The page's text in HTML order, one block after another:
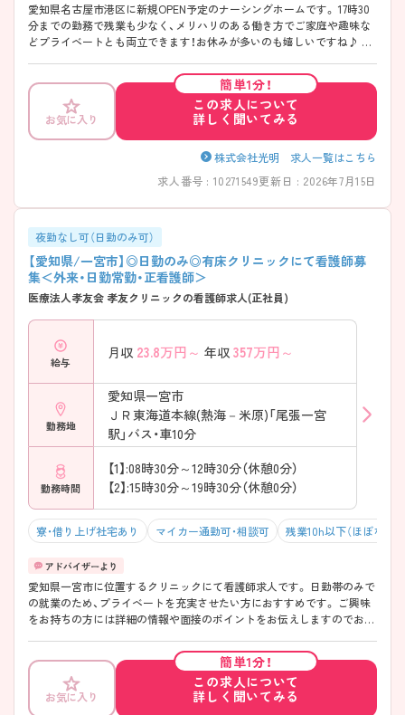
愛知県名古屋市港区に新規OPEN予定のナーシングホームです。 17時30
分までの勤務で残業も少なく、メリハリのある働き方でご家庭や趣味な
どプライベートとも両立できます！お休みが多いのも嬉しいですね♪ ご
お気に入り
簡単1分！
この求人について
詳しく聞いてみる
株式会社光明 求人一覧はこちら
求人番号 : 10271549更新日 : 2026年7月15日
夜勤なし可（日勤のみ可）
【愛知県/一宮市】◎日勤のみ◎有床クリニックにて看護師募
集＜外来・日勤常勤・正看護師＞
医療法人孝友会 孝友クリニックの看護師求人(正社員)
給与
月収 23.8万円～ 年収 357万円～
勤務地
愛知県一宮市
ＪＲ東海道本線(熱海－米原)「尾張一宮
駅」バス・車10分
勤務時間
【1】:08時30分～12時30分（休憩0分）
【2】:15時30分～19時30分（休憩0分）
寮・借り上げ社宅あり マイカー通勤可・相談可 残業10h以下（ほぼなし）
愛知県一宮市に位置するクリニックにて看護師求人です。 日勤帯のみで
の就業のため、プライベートを充実させたい方におすすめです。 ご興味
をお持ちの方には詳細の情報や面接のポイントをお伝えしますのでお気
お気に入り
簡単1分！
この求人について
詳しく聞いてみる